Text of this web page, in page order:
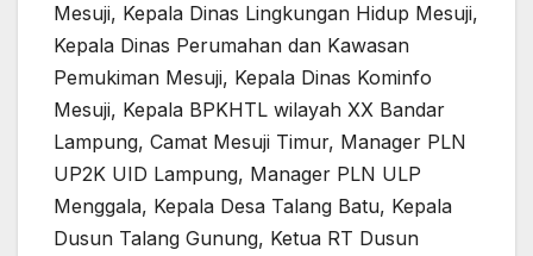
Mesuji, Kepala Dinas Lingkungan Hidup Mesuji,
Kepala Dinas Perumahan dan Kawasan
Pemukiman Mesuji, Kepala Dinas Kominfo
Mesuji, Kepala BPKHTL wilayah XX Bandar
Lampung, Camat Mesuji Timur, Manager PLN
UP2K UID Lampung, Manager PLN ULP
Menggala, Kepala Desa Talang Batu, Kepala
Dusun Talang Gunung, Ketua RT Dusun